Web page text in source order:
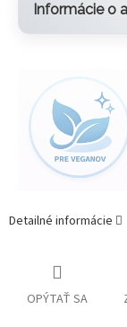
Informácie o
Detailné informácie
OPÝTAŤ SA